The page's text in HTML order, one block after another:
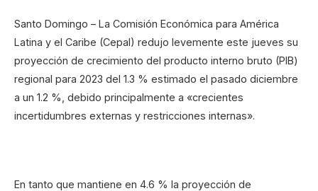
Santo Domingo – La Comisión Económica para América
Latina y el Caribe (Cepal) redujo levemente este jueves su
proyección de crecimiento del producto interno bruto (PIB)
regional para 2023 del 1.3 % estimado el pasado diciembre
a un 1.2 %, debido principalmente a «crecientes
incertidumbres externas y restricciones internas».
En tanto que mantiene en 4.6 % la proyección de